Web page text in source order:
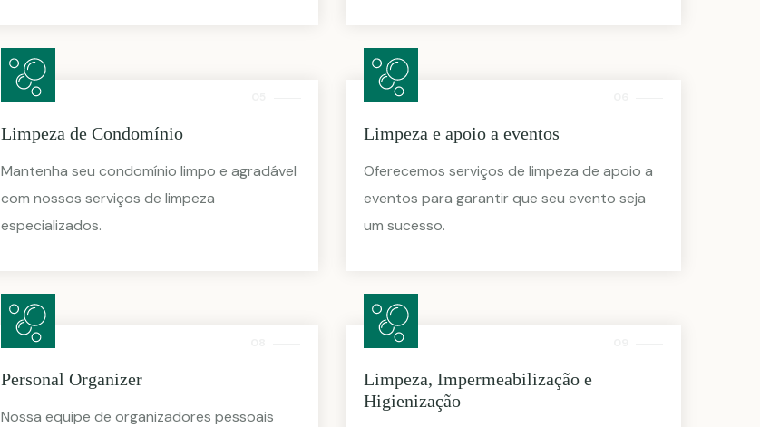
Limpeza de Condomínio
Mantenha seu condomínio limpo e agradável
com nossos serviços de limpeza
especializados.
Limpeza e apoio a eventos
Oferecemos serviços de limpeza de apoio a
eventos para garantir que seu evento seja
um sucesso.
Personal Organizer
Nossa equipe de organizadores pessoais
Limpeza, Impermeabilização e
Higienização